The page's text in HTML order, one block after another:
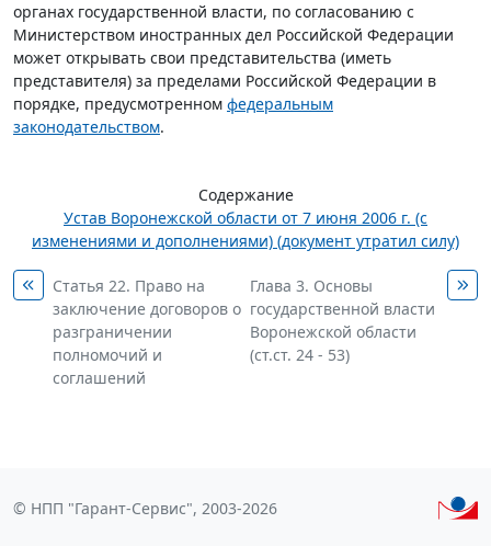
органах государственной власти, по согласованию с
Министерством иностранных дел Российской Федерации
может открывать свои представительства (иметь
представителя) за пределами Российской Федерации в
порядке, предусмотренном федеральным
законодательством.
Содержание
Устав Воронежской области от 7 июня 2006 г. (с
изменениями и дополнениями) (документ утратил силу)
Статья 22. Право на
заключение договоров о
разграничении
полномочий и
соглашений
Глава 3. Основы
государственной власти
Воронежской области
(ст.ст. 24 - 53)
© НПП "Гарант-Сервис", 2003-2026